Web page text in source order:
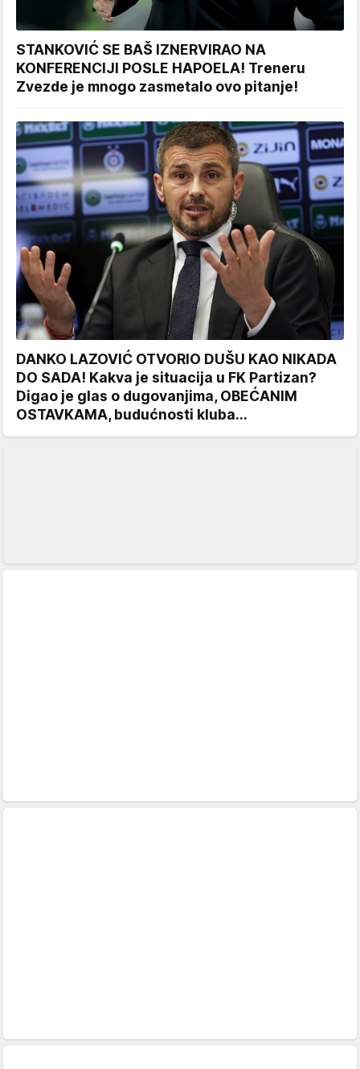
STANKOVIĆ SE BAŠ IZNERVIRAO NA
KONFERENCIJI POSLE HAPOELA! Treneru
Zvezde je mnogo zasmetalo ovo pitanje!
DANKO LAZOVIĆ OTVORIO DUŠU KAO NIKADA
DO SADA! Kakva je situacija u FK Partizan?
Digao je glas o dugovanjima, OBEĆANIM
OSTAVKAMA, budućnosti kluba...